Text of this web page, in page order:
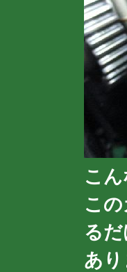
こ
こ
る
あり